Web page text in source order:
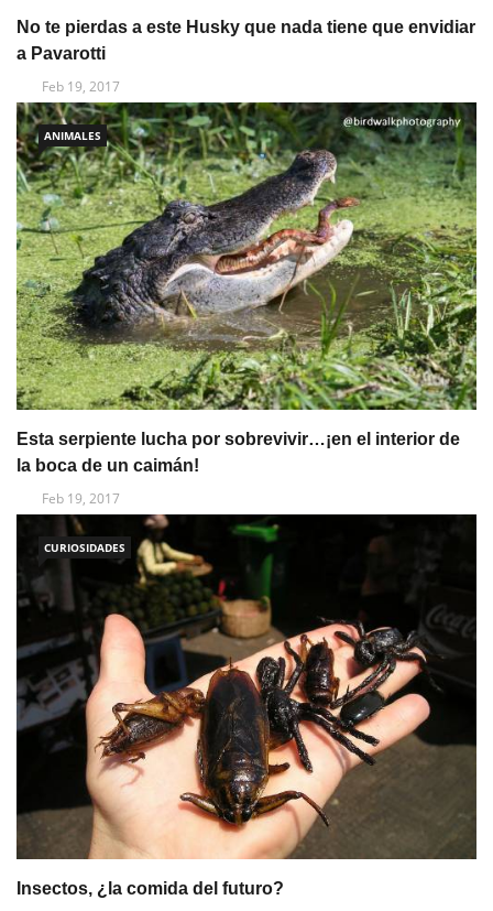
No te pierdas a este Husky que nada tiene que envidiar
a Pavarotti
Feb 19, 2017
ANIMALES
Esta serpiente lucha por sobrevivir…¡en el interior de
la boca de un caimán!
Feb 19, 2017
CURIOSIDADES
Insectos, ¿la comida del futuro?